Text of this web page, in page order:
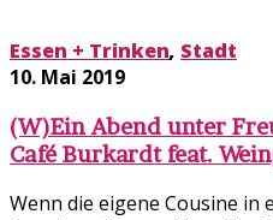
Essen + Trinken, Stadt
10. Mai 2019
(W)Ein Abend unter
Café Burkardt feat.
Wenn die eigene Cousine